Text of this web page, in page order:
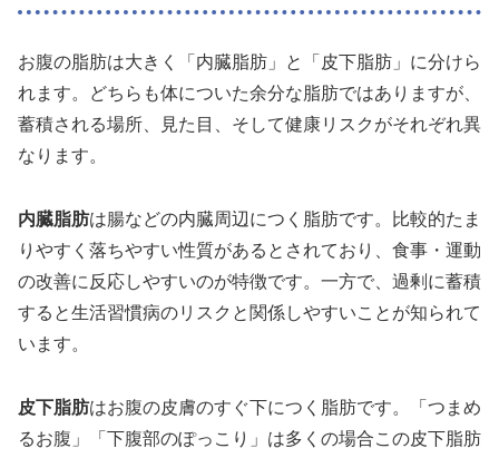
お腹の脂肪は大きく「内臓脂肪」と「皮下脂肪」に分けら
れます。どちらも体についた余分な脂肪ではありますが、
蓄積される場所、見た目、そして健康リスクがそれぞれ異
なります。
内臓脂肪は腸などの内臓周辺につく脂肪です。比較的たま
りやすく落ちやすい性質があるとされており、食事・運動
の改善に反応しやすいのが特徴です。一方で、過剰に蓄積
すると生活習慣病のリスクと関係しやすいことが知られて
います。
皮下脂肪はお腹の皮膚のすぐ下につく脂肪です。「つまめ
るお腹」「下腹部のぽっこり」は多くの場合この皮下脂肪